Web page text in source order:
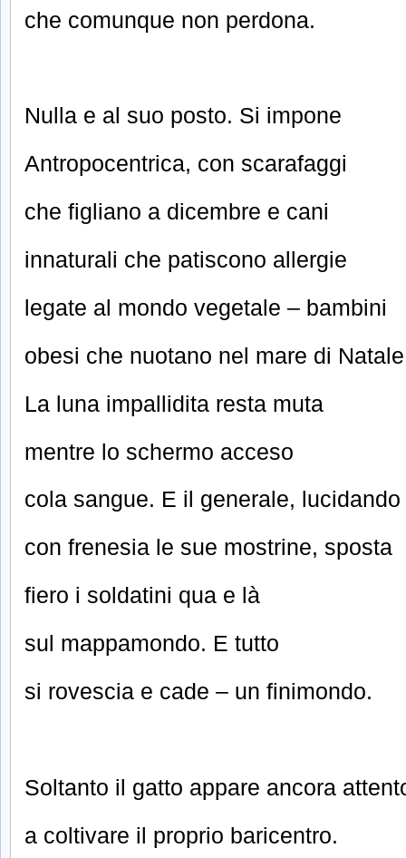
che comunque non perdona.
Nulla e al suo posto. Si impone
Antropocentrica, con scarafaggi
che figliano a dicembre e cani
innaturali che patiscono allergie
legate al mondo vegetale – bambini
obesi che nuotano nel mare di
La luna impallidita resta muta
mentre lo schermo acceso
cola sangue. E il generale, lucidando
con frenesia le sue mostrine, sposta
fiero i soldatini qua e là
sul mappamondo. E tutto
si rovescia e cade – un finimondo.
Soltanto il gatto appare ancora
a coltivare il proprio baricentro.